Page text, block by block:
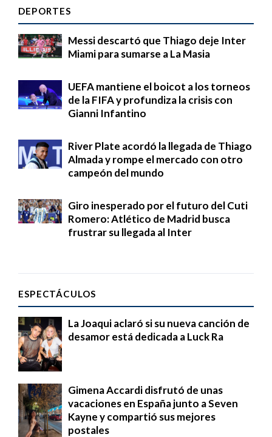
DEPORTES
Messi descartó que Thiago deje Inter
Miami para sumarse a La Masia
UEFA mantiene el boicot a los torneos
de la FIFA y profundiza la crisis con
Gianni Infantino
River Plate acordó la llegada de Thiago
Almada y rompe el mercado con otro
campeón del mundo
Giro inesperado por el futuro del Cuti
Romero: Atlético de Madrid busca
frustrar su llegada al Inter
ESPECTÁCULOS
La Joaqui aclaró si su nueva canción de
desamor está dedicada a Luck Ra
Gimena Accardi disfrutó de unas
vacaciones en España junto a Seven
Kayne y compartió sus mejores
postales